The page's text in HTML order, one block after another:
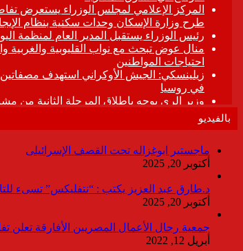
بالفيديو
ماجستير ابوغزاله تحت القصف الإسرائيلى
أكتوبر 20, 2025
د.طارق عبد العزيز يكتب : “نتفليكس” تسىء
أكتوبر 20, 2025
جمعية رجال الأعمال المصريين الأفارقة تعلن
أبريل 12, 2022